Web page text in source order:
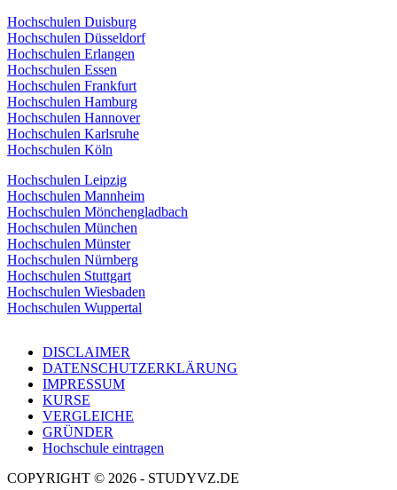
Hochschulen Duisburg
Hochschulen Düsseldorf
Hochschulen Erlangen
Hochschulen Essen
Hochschulen Frankfurt
Hochschulen Hamburg
Hochschulen Hannover
Hochschulen Karlsruhe
Hochschulen Köln
Hochschulen Leipzig
Hochschulen Mannheim
Hochschulen Mönchengladbach
Hochschulen München
Hochschulen Münster
Hochschulen Nürnberg
Hochschulen Stuttgart
Hochschulen Wiesbaden
Hochschulen Wuppertal
DISCLAIMER
DATENSCHUTZERKLÄRUNG
IMPRESSUM
KURSE
VERGLEICHE
GRÜNDER
Hochschule eintragen
COPYRIGHT © 2026 - STUDYVZ.DE